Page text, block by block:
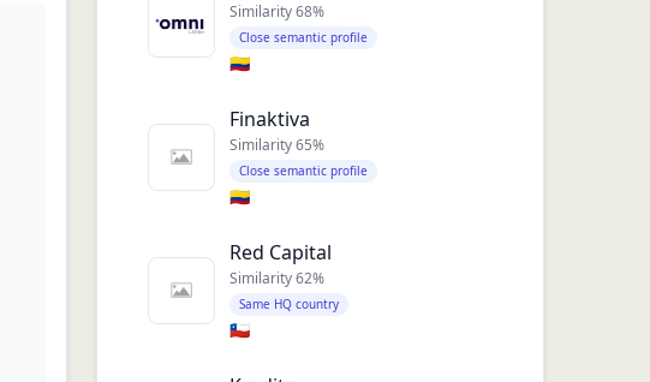
Similarity68%
Close semantic profile
🇨🇴
Finaktiva
Similarity65%
Close semantic profile
🇨🇴
Red Capital
Similarity62%
Same HQ country
🇨🇱